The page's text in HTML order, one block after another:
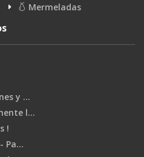
Mermeladas
y …
l…
!
Pa…